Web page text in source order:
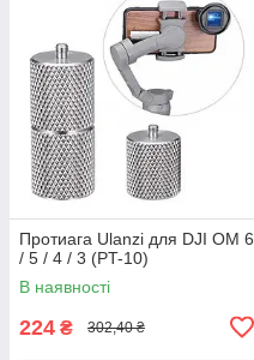
Протиага Ulanzi для DJI OM 6
/ 5 / 4 / 3 (PT-10)
В наявності
224 ₴ 302,40 ₴